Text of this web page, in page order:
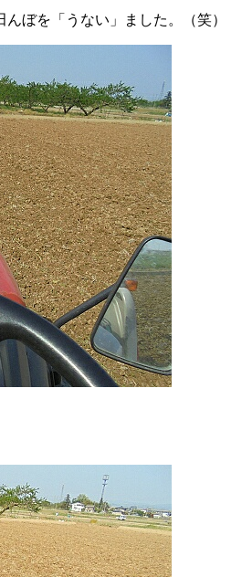
ぼを「うない」ました。（笑）